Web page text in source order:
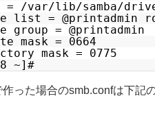
= /var/lib/samba/
list = @printadmin
group = @printadmin
mask = 0664
mask = 0775
~]#
った場合のsmb.confは下記